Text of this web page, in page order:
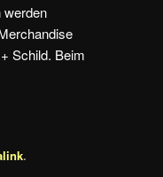
werden
Schild. Beim
.